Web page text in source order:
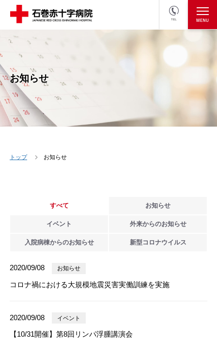
TEL
医療関係者の方
お知らせ
トップ お知らせ
すべて お知らせ
イベント 外来からのお知らせ
入院病棟からのお知らせ 新型 コロナウイルス
2020/09/08 お知らせ
コロナ禍における大規模地震災害実働訓練を実施
2020/09/08 イベント
【10/31開催】第8回リンパ浮腫講演会